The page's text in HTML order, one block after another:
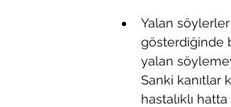
Yalan söylerler
gösterdiğinde
yalan
Sanki kanıtlar
hastalıklı